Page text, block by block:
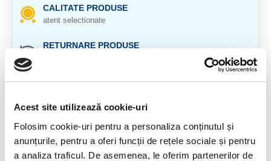
Acest site utilizează cookie-uri
Folosim cookie-uri pentru a personaliza conținutul și
anunțurile, pentru a oferi funcții de rețele sociale și pentru
a analiza traficul. De asemenea, le oferim partenerilor de
CALITATE PRODUSE
atent selectionate
RETURNARE PRODUSE
GARANTIE PRODUSE
DESCRIERE PRODUS
Origine: Madagascar